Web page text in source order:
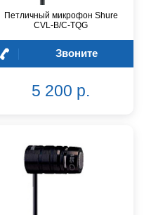
Петличный микрофон Shure
CVL-B/C-TQG
Звоните
5 200 р.